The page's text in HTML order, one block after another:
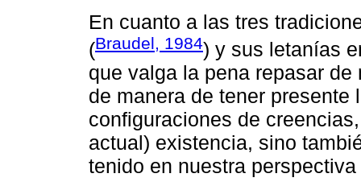
En cuanto a las tres
(Braudel, 1984) y sus letanías
que valga la pena repasar
de manera de tener presente
configuraciones de
actual) existencia, sino
tenido en nuestra